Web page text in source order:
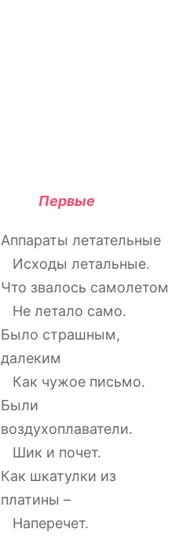
Первые
Аппараты летательные
Исходы летальные.
Что звалось самолетом
Не летало само.
Было страшным,
далеким
Как чужое письмо.
Были
воздухоплаватели.
Шик и почет.
Как шкатулки из
платины –
Наперечет.